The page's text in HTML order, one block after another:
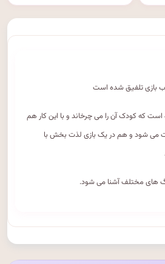
بازی تلفیق شده است
که کودک آن را می چرخاند و با این کار هم
می شود و هم در یک بازی لذت بخش با
های مختلف آشنا می شود.